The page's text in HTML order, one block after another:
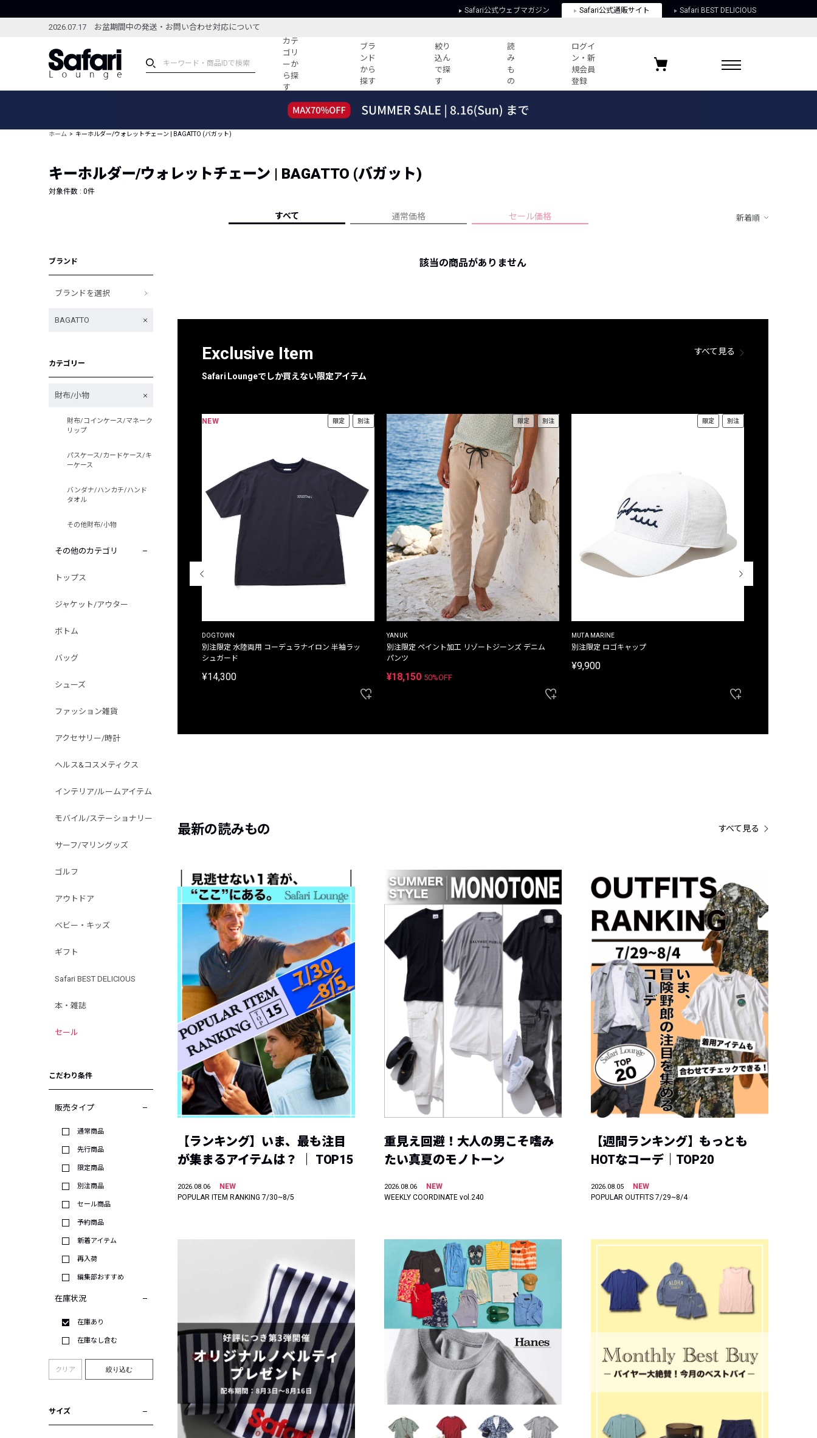
Safari公式ウェブマガジン Safari公式通販サイト Safari BEST DELICIOUS
2026.07.17 お盆期間中の発送・お問い合わせ対応について
カテ
ゴリ
ーか
ら探
す
ブラ
ンド
から
探す
絞り
込ん
で探
す
読
み
も
の
ログイ
ン・新
規会員
登録
ブランドから探す
新着アイテム
編集部のおすすめアイテム
特集記事
コーディネート
すべての記事
ーデ紹介
HOTなコーデ TOP20
人気記事ランキング
フォーカスブランド
プライバシーポリシー
お気に入りブランド
ホーム キーホルダー/ウォレットチェーン | BAGATTO (バガット)
キーホルダー/ウォレットチェーン | BAGATTO (バガット)
対象件数 : 0件
すべて 通常価格 セール価格 新着順
ブランド
ブランドを選択
BAGATTO
カテゴリー
財布/小物
財布/コインケース/マネーク
リップ
パスケース/カードケース/キ
ーケース
バンダナ/ハンカチ/ハンド
タオル
その他財布/小物
その他のカテゴリ
トップス
ジャケット/アウター
ボトム
バッグ
シューズ
ファッション雑貨
アクセサリー/時計
ヘルス&コスメティクス
インテリア/ルームアイテム
モバイル/ステーショナリー
サーフ/マリングッズ
ゴルフ
アウトドア
ベビー・キッズ
ギフト
Safari BEST DELICIOUS
本・雑誌
セール
こだわり条件
販売タイプ
通常商品
先行商品
限定商品
別注商品
セール商品
予約商品
新着アイテム
再入荷
編集部おすすめ
在庫状況
在庫あり
在庫なし含む
クリア 絞り込む
サイズ
該当の商品がありません
Exclusive Item
Safari Loungeでしか買えない限定アイテム
すべて見る
限定
THE DUFFER OF ST.GEORGE
プリントTシャツ
NEW 限定 別注
DOGTOWN
別注限定 水陸両用 コーデュラナイロン 半袖ラッ
シュガード
¥14,300
限定 別注
YANUK
別注限定 ペイント加工 リゾートジーンズ デニム
パンツ
¥18,150 50%OFF
限定 別注
MUTA MARINE
別注限定 ロゴキャップ
¥9,900
最新の読みもの すべて見る
【ランキング】いま、最も注目
が集まるアイテムは？ ｜ TOP15
2026.08.06
NEW
POPULAR ITEM RANKING 7/30~8/5
重見え回避！大人の男こそ嗜み
たい真夏のモノトーン
2026.08.06
NEW
WEEKLY COORDINATE vol.240
【週間ランキング】もっとも
HOTなコーデ｜TOP20
2026.08.05
NEW
POPULAR OUTFITS 7/29~8/4